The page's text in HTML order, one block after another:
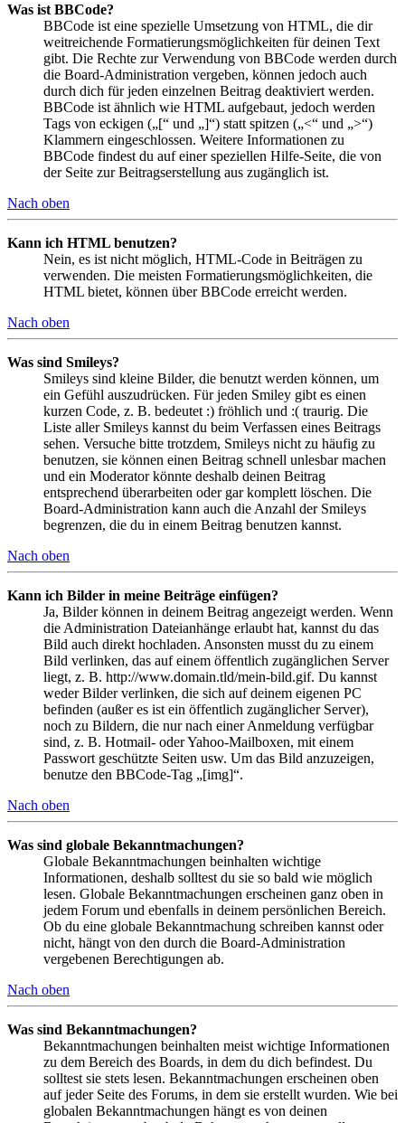
Was ist BBCode?
BBCode ist eine spezielle Umsetzung von HTML, die dir
weitreichende Formatierungsmöglichkeiten für deinen Text
gibt. Die Rechte zur Verwendung von BBCode werden durch
die Board-Administration vergeben, können jedoch auch
durch dich für jeden einzelnen Beitrag deaktiviert werden.
BBCode ist ähnlich wie HTML aufgebaut, jedoch werden
Tags von eckigen („[“ und „]“) statt spitzen („<“ und „>“)
Klammern eingeschlossen. Weitere Informationen zu
BBCode findest du auf einer speziellen Hilfe-Seite, die von
der Seite zur Beitragserstellung aus zugänglich ist.
Nach oben
Kann ich HTML benutzen?
Nein, es ist nicht möglich, HTML-Code in Beiträgen zu
verwenden. Die meisten Formatierungsmöglichkeiten, die
HTML bietet, können über BBCode erreicht werden.
Nach oben
Was sind Smileys?
Smileys sind kleine Bilder, die benutzt werden können, um
ein Gefühl auszudrücken. Für jeden Smiley gibt es einen
kurzen Code, z. B. bedeutet :) fröhlich und :( traurig. Die
Liste aller Smileys kannst du beim Verfassen eines Beitrags
sehen. Versuche bitte trotzdem, Smileys nicht zu häufig zu
benutzen, sie können einen Beitrag schnell unlesbar machen
und ein Moderator könnte deshalb deinen Beitrag
entsprechend überarbeiten oder gar komplett löschen. Die
Board-Administration kann auch die Anzahl der Smileys
begrenzen, die du in einem Beitrag benutzen kannst.
Nach oben
Kann ich Bilder in meine Beiträge einfügen?
Ja, Bilder können in deinem Beitrag angezeigt werden. Wenn
die Administration Dateianhänge erlaubt hat, kannst du das
Bild auch direkt hochladen. Ansonsten musst du zu einem
Bild verlinken, das auf einem öffentlich zugänglichen Server
liegt, z. B. http://www.domain.tld/mein-bild.gif. Du kannst
weder Bilder verlinken, die sich auf deinem eigenen PC
befinden (außer es ist ein öffentlich zugänglicher Server),
noch zu Bildern, die nur nach einer Anmeldung verfügbar
sind, z. B. Hotmail- oder Yahoo-Mailboxen, mit einem
Passwort geschützte Seiten usw. Um das Bild anzuzeigen,
benutze den BBCode-Tag „[img]“.
Nach oben
Was sind globale Bekanntmachungen?
Globale Bekanntmachungen beinhalten wichtige
Informationen, deshalb solltest du sie so bald wie möglich
lesen. Globale Bekanntmachungen erscheinen ganz oben in
jedem Forum und ebenfalls in deinem persönlichen Bereich.
Ob du eine globale Bekanntmachung schreiben kannst oder
nicht, hängt von den durch die Board-Administration
vergebenen Berechtigungen ab.
Nach oben
Was sind Bekanntmachungen?
Bekanntmachungen beinhalten meist wichtige Informationen
zu dem Bereich des Boards, in dem du dich befindest. Du
solltest sie stets lesen. Bekanntmachungen erscheinen oben
auf jeder Seite des Forums, in dem sie erstellt wurden. Wie bei
globalen Bekanntmachungen hängt es von deinen